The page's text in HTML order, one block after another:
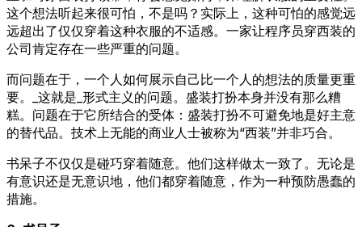
这个想法听起来很可怕，不是吗？实际上，这种可怕的感觉远
远超出了仅仅穿着这种衣服的不适感。一家让程序员穿西装的
公司肯定存在一些严重的问题。
而问题在于，一个人如何展示自己比一个人的想法的质量更重
要。_这就是_形式主义的问题。盛装打扮本身并没有那么糟
糕。问题在于它所结合的受体：盛装打扮不可避免地是好主意
的替代品。技术上无能的商业人士被称为“西装”并非巧合。
书呆子不仅仅是碰巧穿着随意。他们这样做太一致了。无论是
有意识还是无意识地，他们都穿着随意，作为一种预防愚蠢的
措施。